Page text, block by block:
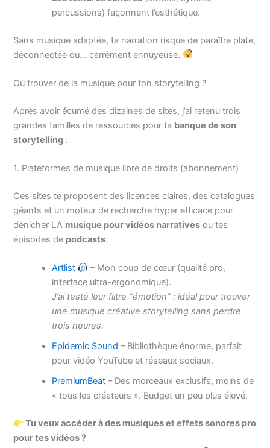
percussions) façonnent l’esthétique.
Sans musique adaptée, ta narration risque de paraître plate,
déconnectée ou… carrément ennuyeuse.
Où trouver de la musique pour ton storytelling ?
Après avoir écumé des dizaines de sites, j’ai retenu trois
grandes familles de ressources pour ta banque de son
storytelling :
1. Plateformes de musique libre de droits (abonnement)
Ces sites te proposent des licences claires, des catalogues
géants et un moteur de recherche hyper efficace pour
dénicher LA musique pour vidéos narratives ou tes
épisodes de podcasts.
Artlist
– Mon coup de cœur (qualité pro,
interface ultra-ergonomique).
J’ai testé leur filtre “émotion” : idéal pour trouver
une musique créative storytelling sans perdre
trois heures.
Epidemic Sound – Bibliothèque énorme, parfait
pour vidéo YouTube et réseaux sociaux.
PremiumBeat – Des morceaux exclusifs, moins de
« tous les créateurs ». Budget un peu plus élevé.
Tu veux accéder à des musiques et effets sonores pro
pour tes vidéos ?